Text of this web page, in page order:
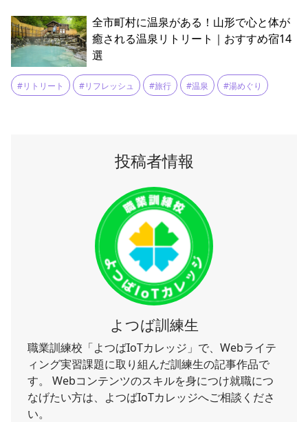
全市町村に温泉がある！山形で心と体が
癒される温泉リトリート｜おすすめ宿14
選
#リトリート #リフレッシュ #旅行 #温泉 #湯めぐり
投稿者情報
よつば訓練生
職業訓練校「よつばIoTカレッジ」で、Webライテ
ィング実習課題に取り組んだ訓練生の記事作品で
す。 Webコンテンツのスキルを身につけ就職につ
なげたい方は、よつばIoTカレッジへご相談くださ
い。